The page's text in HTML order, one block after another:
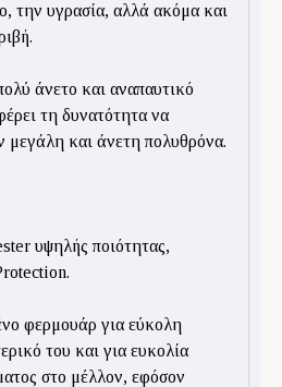
την υγρασία, αλλά ακόμα και
άνετο και αναπαυτικό
τη δυνατότητα να
μεγάλη και άνετη πολυθρόνα.
υψηλής ποιότητας,
φερμουάρ για εύκολη
του και για ευκολία
στο μέλλον, εφόσον